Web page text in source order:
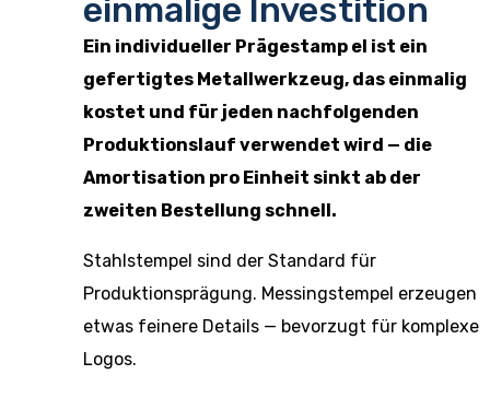
einmalige Investition
Ein individueller Prägestamp el ist ein
gefertigtes Metallwerkzeug, das einmalig
kostet und für jeden nachfolgenden
Produktionslauf verwendet wird — die
Amortisation pro Einheit sinkt ab der
zweiten Bestellung schnell.
Stahlstempel sind der Standard für
Produktionsprägung. Messingstempel erzeugen
etwas feinere Details — bevorzugt für komplexe
Logos.